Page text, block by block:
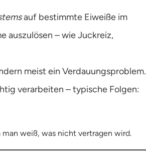
auf bestimmte Eiweiße im
auszulösen – wie Juckreiz,
meist ein Verdauungsproblem.
verarbeiten – typische Folgen:
weiß, was nicht vertragen wird.